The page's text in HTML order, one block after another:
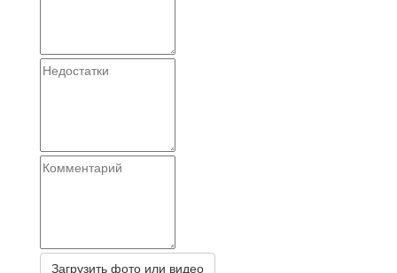
Загрузить фото или видео